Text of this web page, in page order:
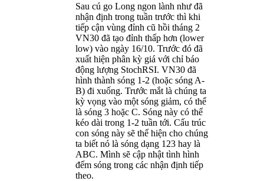
Sau cú go Long ngon lành như đã
nhận định trong tuần trước thì khi
tiếp cận vùng đỉnh cũ hồi tháng 2
VN30 đã tạo đỉnh thấp hơn (lower
low) vào ngày 16/10. Trước đó đã
xuất hiện phân kỳ giá với chỉ báo
động lượng StochRSI. VN30 đã
hình thành sóng 1-2 (hoặc sóng A-
B) đi xuống. Trước mắt là chúng ta
kỳ vọng vào một sóng giảm, có thể
là sóng 3 hoặc C. Sóng này có thể
kéo dài trong 1-2 tuần tới. Cấu trúc
con sóng này sẽ thể hiện cho chúng
ta biết nó là sóng dạng 123 hay là
ABC. Mình sẽ cập nhật tình hình
đếm sóng trong các nhận định tiếp
theo.